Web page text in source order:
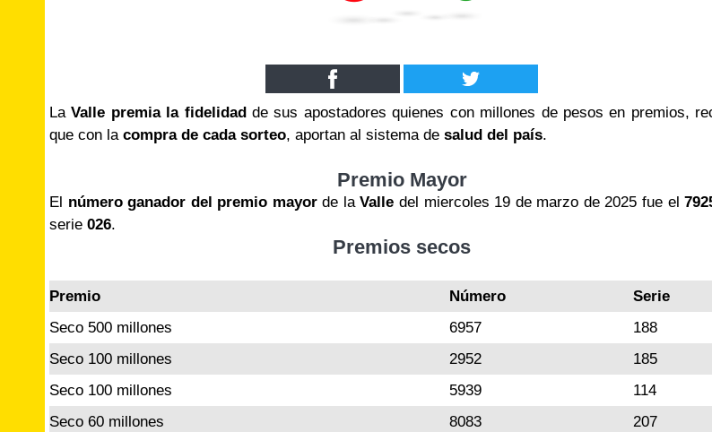
LaValle premia la fidelidadde sus apostadores quienes con millones de pesos en premios,
que con la compra de cada sorteo, aportan al sistema de salud del país.
Premio Mayor
El número ganador del premio mayorde laValle del miercoles 19 de marzo de 2025 fue el
serie 026.
Premios secos
Premio Número
Serie
Seco 500 millones
6957
188
Seco 100 millones
2952
185
Seco 100 millones
5939
114
Seco 60 millones
8083
207